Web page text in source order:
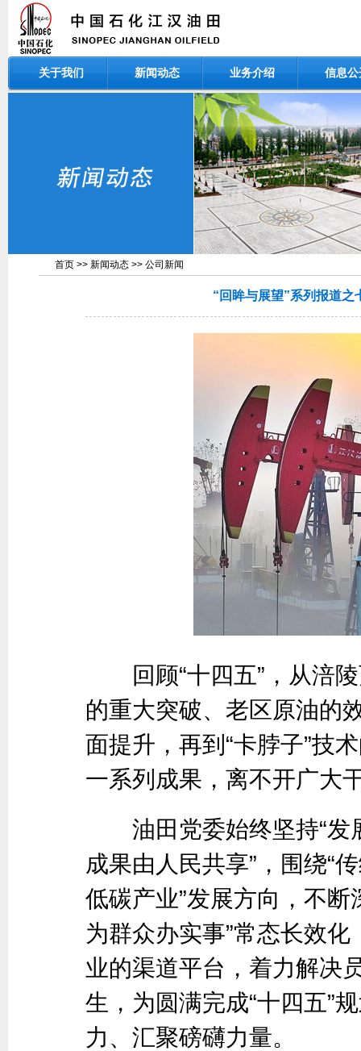
关于我们 新闻动态 业务介绍 信息公
首页 >> 新闻动态 >> 公司新闻
“回眸与展望”系列报道
回顾“十四五”，从涪陵
的重大突破、老区原油的
面提升，再到“卡脖子”
一系列成果，离不开广大
油田党委始终坚持“发
成果由人民共享”，围绕“
低碳产业”发展方向，不
为群众办实事”常态长效
业的渠道平台，着力解决
生，为圆满完成“十四五”
力、汇聚磅礴力量。